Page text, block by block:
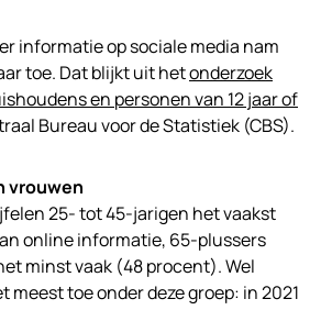
informatie op sociale media nam
toe. Dat blijkt uit hetonderzoek
en personen van 12 jaar of
Bureau voor de Statistiek (CBS).
vrouwen
25- tot 45-jarigen het vaakst
online informatie, 65-plussers
minst vaak (48 procent). Wel
meest toe onder deze groep: in 2021